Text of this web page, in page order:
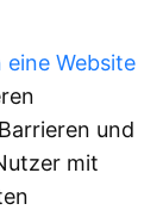
eine Website
und
mit